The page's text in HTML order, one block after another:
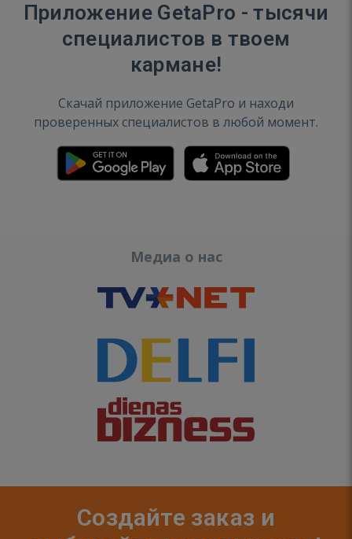
Приложение GetaPro - тысячи
специалистов в твоем
кармане!
Скачай приложение GetaPro и находи
проверенных специалистов в любой момент.
Медиа о нас
Создайте заказ и